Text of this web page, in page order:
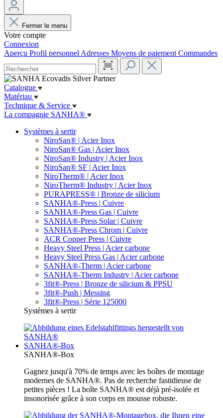
Fermer le menu
Votre compte
Connexion
Aperçu Profil personnel Adresses Moyens de paiement Commandes
Catalogue
Matériau
Technique & Service
La compagnie SANHA®
Systèmes à sertir
NiroSan® | Acier Inox
NiroSan® Gas | Acier Inox
NiroSan® Industry | Acier Inox
NiroSan® SF | Acier Inox
NiroTherm® | Acier Inox
NiroTherm® Industry | Acier Inox
PURAPRESS® | Bronze de silicium
SANHA®-Press | Cuivre
SANHA®-Press Gas | Cuivre
SANHA®-Press Solar | Cuivre
SANHA®-Press Chrom | Cuivre
ACR Copper Press | Cuivre
Heavy Steel Press | Acier carbone
Heavy Steel Press Gas | Acier carbone
SANHA®-Therm | Acier carbone
SANHA®-Therm Industry | Acier carbone
3fit®-Press | Bronze de silicium & PPSU
3fit®-Push | Messing
3fit®-Press | Série 125000
Systèmes à sertir
SANHA®-Box
SANHA®-Box
Gagnez jusqu'à 70% de temps avec les boîtes de montage
modernes de SANHA®. Pas de recherche fastidieuse de
petites pièces ! La boîte SANHA® est déjà pré-isolée et
insonorisée grâce à son corps en mousse robuste.